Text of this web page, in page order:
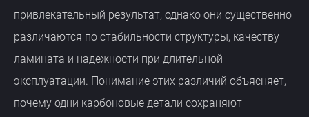
привлекательный результат, однако они существенно
различаются по стабильности структуры, качеству
ламината и надежности при длительной
эксплуатации. Понимание этих различий объясняет,
почему одни карбоновые детали сохраняют